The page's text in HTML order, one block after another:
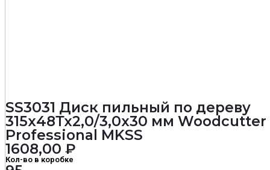
SS3031 Диск пильный по дереву
315х48Тх2,0/3,0х30 мм Woodcutter
Professional MKSS
1608,00 ₽
Кол-во в коробке